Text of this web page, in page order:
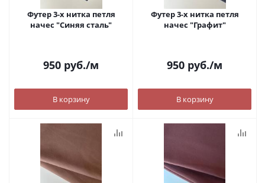
Футер 3-х нитка петля
начес "Синяя сталь"
950 руб./м
В корзину
Футер 3-х нитка петля
начес "Графит"
950 руб./м
В корзину